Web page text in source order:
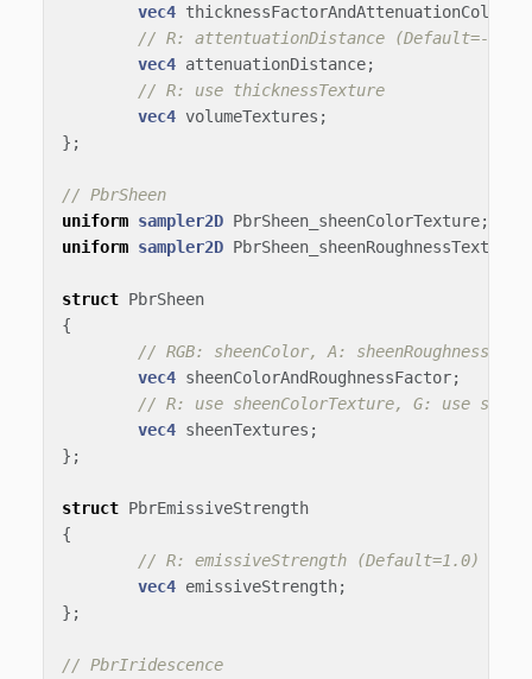
vec4 thicknessFactorAndAttenuationColor
// R: attentuationDistance (Default=-1.0)
vec4 attenuationDistance;
// R: use thicknessTexture
vec4 volumeTextures ;
};
// PbrSheen
uniform sampler2D PbrSheen_sheenColorTexture;
uniform sampler2D PbrSheen_sheenRoughnessTexture
struct PbrSheen
{
// RGB: sheenColor, A:
vec4 sheenColorAndRoughnessFactor;
// R: use sheenColorTexture, G: use
vec4 sheenTextures ;
};
struct PbrEmissiveStrength
{
// R: emissiveStrength (Default=1.0)
vec4 emissiveStrength;
};
// PbrIridescence